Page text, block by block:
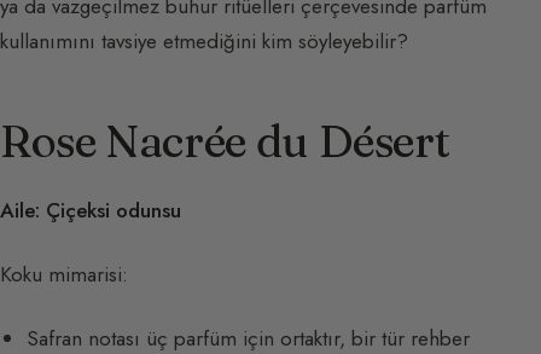
kullanımını tavsiye etmediğini kim söyleyebilir?
Rose Nacrée du Désert
Aile: Çiçeksi odunsu
Koku mimarisi:
Safran notası üç parfüm için ortaktır, bir tür rehber